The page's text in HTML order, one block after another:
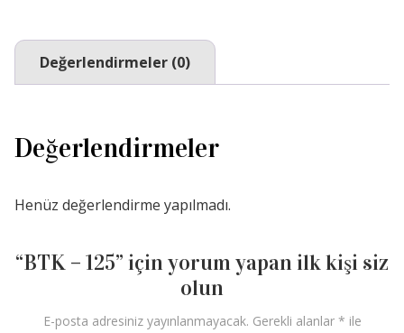
Değerlendirmeler (0)
Değerlendirmeler
Henüz değerlendirme yapılmadı.
“BTK – 125” için yorum yapan ilk kişi siz
olun
E-posta adresiniz yayınlanmayacak. Gerekli alanlar * ile